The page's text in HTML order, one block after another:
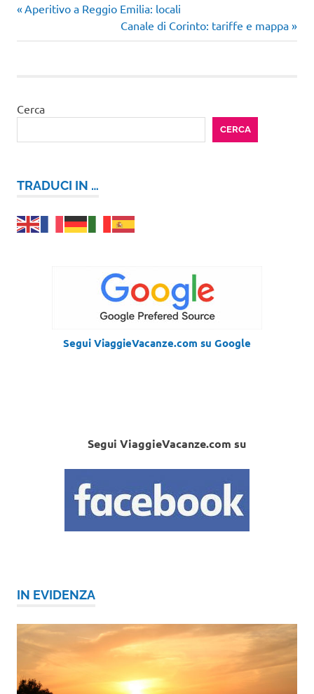
Navigazione
articoli
Articolo
Aperitivo a Reggio Emilia: locali
Articolo
successivo:
Canale di Corinto: tariffe e mappa
Cerca
CERCA
TRADUCI IN …
Segui ViaggieVacanze.com su Google
Segui ViaggieVacanze.com su
IN EVIDENZA